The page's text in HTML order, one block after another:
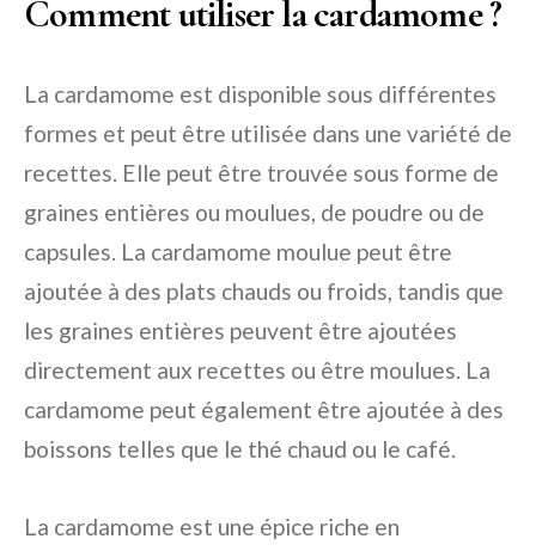
Comment utiliser la cardamome ?
La cardamome est disponible sous différentes
formes et peut être utilisée dans une variété de
recettes. Elle peut être trouvée sous forme de
graines entières ou moulues, de poudre ou de
capsules. La cardamome moulue peut être
ajoutée à des plats chauds ou froids, tandis que
les graines entières peuvent être ajoutées
directement aux recettes ou être moulues. La
cardamome peut également être ajoutée à des
boissons telles que le thé chaud ou le café.
La cardamome est une épice riche en